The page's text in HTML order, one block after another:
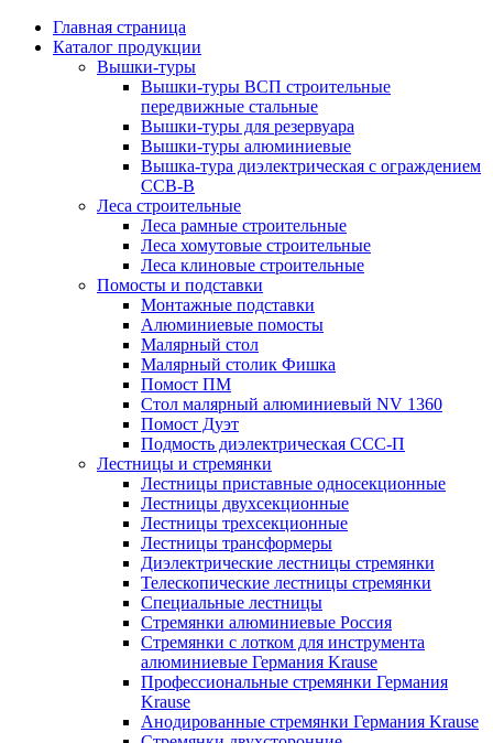
Главная страница
Каталог продукции
Вышки-туры
Вышки-туры ВСП строительные
передвижные стальные
Вышки-туры для резервуара
Вышки-туры алюминиевые
Вышка-тура диэлектрическая с ограждением
ССВ-В
Леса строительные
Леса рамные строительные
Леса хомутовые строительные
Леса клиновые строительные
Помосты и подставки
Монтажные подставки
Алюминиевые помосты
Малярный стол
Малярный столик Фишка
Помост ПМ
Стол малярный алюминиевый NV 1360
Помост Дуэт
Подмость диэлектрическая ССС-П
Лестницы и стремянки
Лестницы приставные односекционные
Лестницы двухсекционные
Лестницы трехсекционные
Лестницы трансформеры
Диэлектрические лестницы стремянки
Телескопические лестницы стремянки
Специальные лестницы
Стремянки алюминиевые Россия
Стремянки c лотком для инструмента
алюминиевые Германия Krause
Профессиональные стремянки Германия
Krause
Анодированные стремянки Германия Krause